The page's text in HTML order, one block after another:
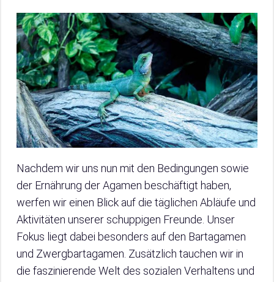
Nachdem wir uns nun mit den Bedingungen sowie
der Ernährung der Agamen beschäftigt haben,
werfen wir einen Blick auf die täglichen Abläufe und
Aktivitäten unserer schuppigen Freunde. Unser
Fokus liegt dabei besonders auf den Bartagamen
und Zwergbartagamen. Zusätzlich tauchen wir in
die faszinierende Welt des sozialen Verhaltens und